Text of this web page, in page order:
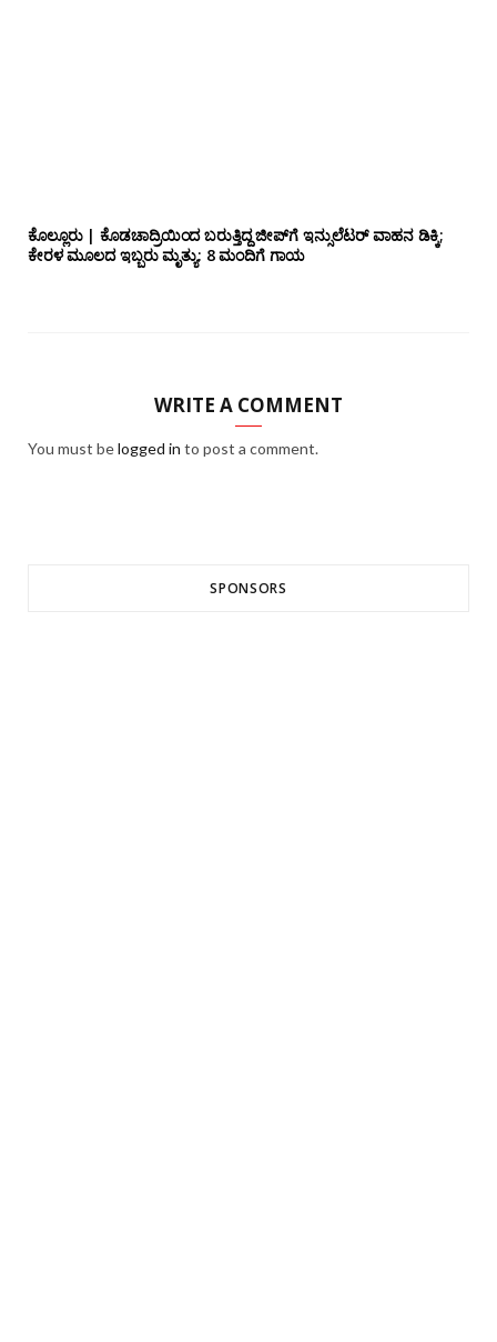
ಕೊಲ್ಲೂರು | ಕೊಡಚಾದ್ರಿಯಿಂದ ಬರುತ್ತಿದ್ದ ಜೀಪ್‌ಗೆ ಇನ್ಸುಲೆಟರ್ ವಾಹನ ಡಿಕ್ಕಿ;
ಕೇರಳ ಮೂಲದ ಇಬ್ಬರು ಮೃತ್ಯು: 8 ಮಂದಿಗೆ ಗಾಯ
WRITE A COMMENT
You must belogged in to post a comment.
SPONSORS